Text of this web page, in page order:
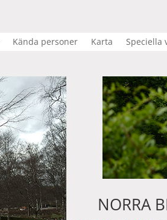
Kända personer Karta Speciella
NORRA